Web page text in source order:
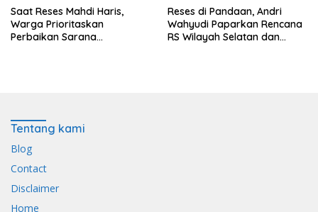
Saat Reses Mahdi Haris,
Warga Prioritaskan
Perbaikan Sarana
Reses di Pandaan, Andri
Wahyudi Paparkan Rencana
RS Wilayah Selatan dan
Tentang kami
Blog
Contact
Disclaimer
Home